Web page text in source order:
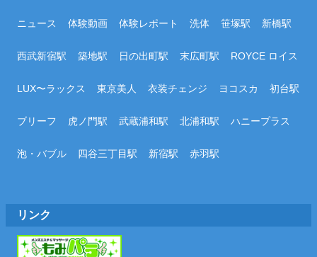
ニュース 体験動画 体験レポート 洗体 笹塚駅 新橋駅
西武新宿駅 築地駅 日の出町駅 末広町駅 ROYCE ロイス
LUX〜ラックス 東京美人 衣装チェンジ ヨコスカ 初台駅
ブリーフ 虎ノ門駅 武蔵浦和駅 北浦和駅 ハニープラス
泡・バブル 四谷三丁目駅 新宿駅 赤羽駅
リンク